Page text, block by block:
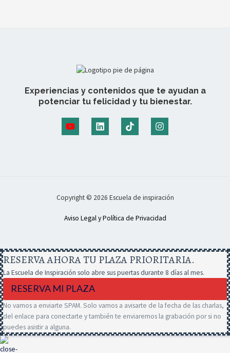
Experiencias y contenidos que te ayudan a
potenciar tu felicidad y tu bienestar.
Copyright © 2026 Escuela de inspiración
Aviso Legal y Política de Privacidad
RESERVA AHORA TU PLAZA PRIORITARIA.
La Escuela de Inspiración solo abre sus puertas durante 8 días al mes.
RESERVA MI PLAZA
No vamos a enviarte SPAM. Solo vamos a avisarte de la fecha de las charlas,
del enlace para conectarte y también te enviaremos la grabación por si no
puedes asistir a alguna.